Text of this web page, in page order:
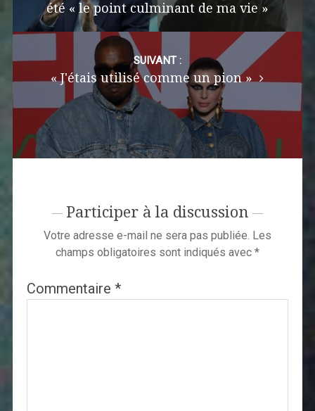
été « le point culminant de ma vie »
SUIVANT :
« J'étais utilisé comme un pion »
Participer à la discussion
Votre adresse e-mail ne sera pas publiée. Les
champs obligatoires sont indiqués avec *
Commentaire *